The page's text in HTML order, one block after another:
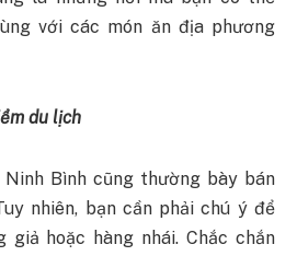
với các món ăn địa phương
du lịch
Bình cũng thường bày bán
nhiên, bạn cần phải chú ý để
giả hoặc hàng nhái. Chắc chắn